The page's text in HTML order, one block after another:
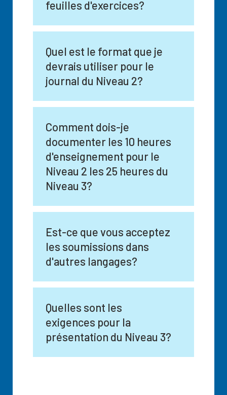
feuilles d'exercices?
Quel est le format que je
devrais utiliser pour le
journal du Niveau 2?
Comment dois-je
documenter les 10 heures
d'enseignement pour le
Niveau 2 les 25 heures du
Niveau 3?
Est-ce que vous acceptez
les soumissions dans
d'autres langages?
Quelles sont les
exigences pour la
présentation du Niveau 3?